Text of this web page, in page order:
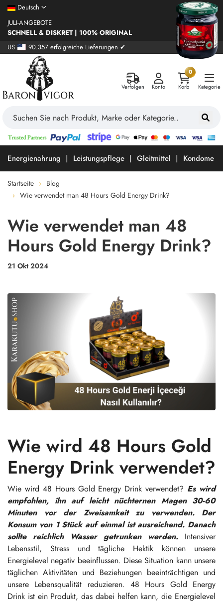
Deutsch
JULI-ANGEBOTE
SCHNELL & DISKRET | 100% ORIGINAL
US
90.357 erfolgreiche Lieferungen ✔
Verfolgen Konto
0
Korb
Kategorie
Energienahrung Leistungspflege Gleitmittel Kondome
Startseite
Blog
Wie verwendet man 48 Hours Gold Energy Drink?
Wie verwendet man 48
Hours Gold Energy Drink?
21 Okt 2024
Wie wird 48 Hours Gold
Energy Drink verwendet?
Wie wird 48 Hours Gold Energy Drink verwendet? Es wird
empfohlen, ihn auf leicht nüchternen Magen 30-60
Minuten vor der Zweisamkeit zu verwenden. Der
Konsum von 1 Stück auf einmal ist ausreichend. Danach
sollte reichlich Wasser getrunken werden. Intensiver
Lebensstil, Stress und tägliche Hektik können unsere
Energielevel negativ beeinflussen. Diese Situation kann unsere
täglichen Aktivitäten und Beziehungen beeinträchtigen und
unsere Lebensqualität reduzieren. 48 Hours Gold Energy
Drink ist ein Produkt, das dabei helfen kann, die Energielevel